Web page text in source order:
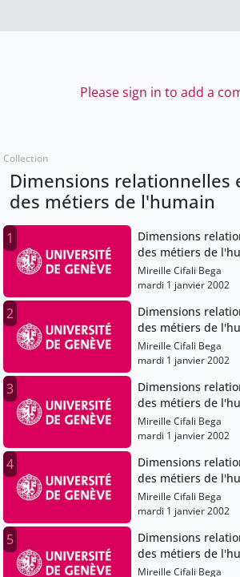
Please sign in to add a
Collection
Dimensions relationnelles
des métiers de l'humain
1
Dimensions
des métiers de
Mireille Cifali Bega
mardi 1 janvier 2002
2
Dimensions
des métiers de
Mireille Cifali Bega
mardi 1 janvier 2002
3
Dimensions
des métiers de
Mireille Cifali Bega
mardi 1 janvier 2002
4
Dimensions
des métiers de
Mireille Cifali Bega
mardi 1 janvier 2002
5
Dimensions
des métiers de
Mireille Cifali Bega